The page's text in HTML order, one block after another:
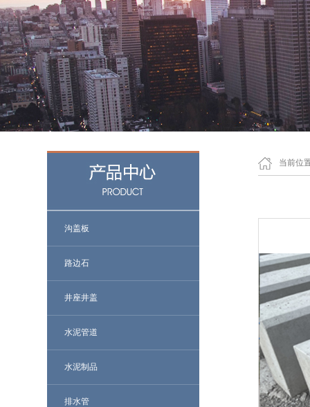
沟盖板
路边石
井座井盖
水泥管道
水泥制品
排水管
当前位